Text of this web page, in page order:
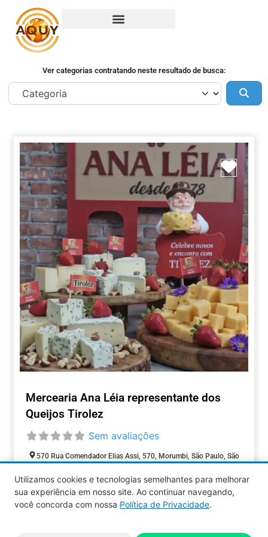
Ver categorias contratando neste resultado de busca:
Mercearia Ana Léia representante dos
Queijos Tirolez
Sem avaliações
570 Rua Comendador Elias Assi, 570, Morumbi, São Paulo, São
COMÉRCIOS Aberto agora:
Utilizamos cookies e tecnologias semelhantes para melhorar
sua experiência em nosso site. Ao continuar navegando,
você concorda com nossa Política de Privacidade.